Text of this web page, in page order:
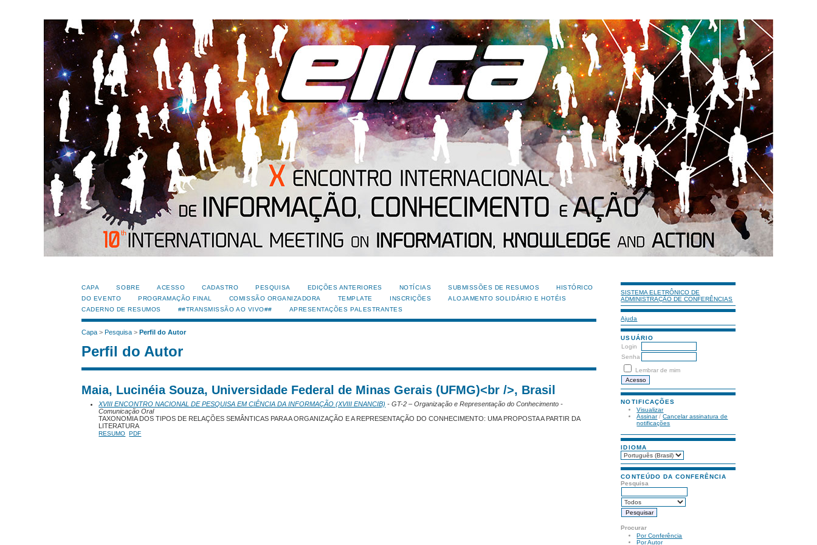
SISTEMA ELETRÔNICO DE
ADMINISTRAÇÃO DE CONFERÊNCIAS
Ajuda
USUÁRIO
Login
Senha
Lembrar de mim
NOTIFICAÇÕES
Visualizar
Assinar/Cancelar assinatura de
notificações
IDIOMA
CONTEÚDO DA CONFERÊNCIA
Pesquisa
Procurar
Por Conferência
Por Autor
CAPA SOBRE ACESSO CADASTRO PESQUISA EDIÇÕES ANTERIORES NOTÍCIAS SUBMISSÕES DE RESUMOS
HISTÓRICO
DO EVENTO
PROGRAMAÇÃO FINAL COMISSÃO ORGANIZADORA TEMPLATE INSCRIÇÕES
ALOJAMENTO SOLIDÁRIO E HOTÉIS
CADERNO DE RESUMOS
##TRANSMISSÃO AO VIVO## APRESENTAÇÕES PALESTRANTES
Capa >Pesquisa >Perfil do Autor
Perfil do Autor
Maia, Lucinéia Souza, Universidade Federal de Minas Gerais (UFMG)<br />, Brasil
XVIII ENCONTRO NACIONAL DE PESQUISA EM CIÊNCIA DA INFORMAÇÃO (XVIII ENANCIB) - GT-2 – Organização e Representação do Conhecimento -
Comunicação Oral
TAXONOMIA DOS TIPOS DE RELAÇÕES SEMÂNTICAS PARA A ORGANIZAÇÃO E A REPRESENTAÇÃO DO CONHECIMENTO: UMA PROPOSTA A PARTIR DA
LITERATURA
RESUMO PDF